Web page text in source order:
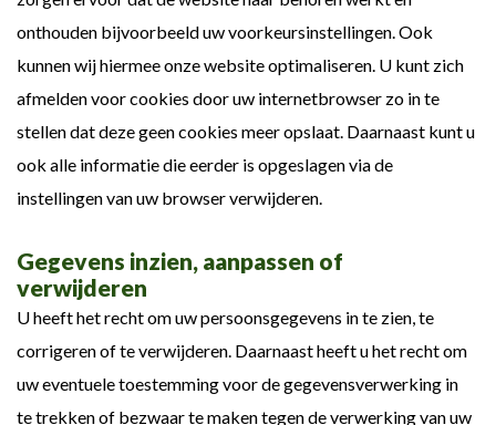
onthouden bijvoorbeeld uw voorkeursinstellingen. Ook
kunnen wij hiermee onze website optimaliseren. U kunt zich
afmelden voor cookies door uw internetbrowser zo in te
stellen dat deze geen cookies meer opslaat. Daarnaast kunt u
ook alle informatie die eerder is opgeslagen via de
instellingen van uw browser verwijderen.
Gegevens inzien, aanpassen of
verwijderen
U heeft het recht om uw persoonsgegevens in te zien, te
corrigeren of te verwijderen. Daarnaast heeft u het recht om
uw eventuele toestemming voor de gegevensverwerking in
te trekken of bezwaar te maken tegen de verwerking van uw